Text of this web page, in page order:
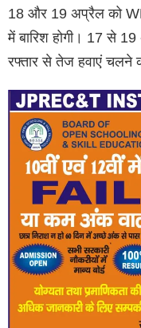
18 और 19 अप्रैल को WD
में बारिश होगी। 17 से
रफ्तार से तेज हवाएं चलने